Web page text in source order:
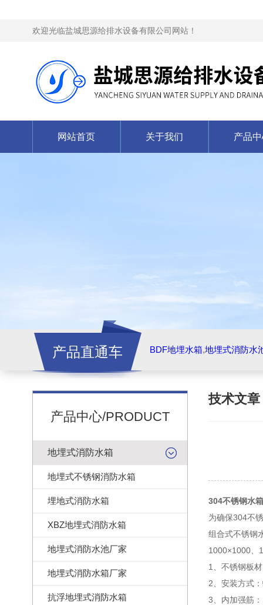
欢迎光临盐城思源给排水设备有限公司网站！
网站首页 关于我们 产品
产品直通车 BDF地埋水箱,地埋式消防水
产品中心/PRODUCT
地埋式消防水箱
地埋式不锈钢消防水箱
埋地式消防水箱
XBZ地埋式消防水箱
地埋式消防水池厂家
地埋式消防水箱厂家
抗浮地埋式消防水箱
技术文章
304不锈钢水
为确保304不
组合式不锈钢
1000×1000、
1、不锈钢板
2、安装方式
3、内加强筋